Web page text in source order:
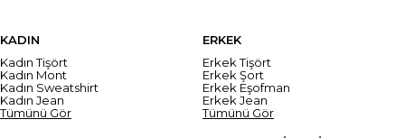
KADIN
Kadın Tişört
Kadın Mont
Kadın Sweatshirt
Kadın Jean
Tümünü Gör
ERKEK
Erkek Tişört
Erkek Şort
Erkek Eşofman
Erkek Jean
Tümünü Gör